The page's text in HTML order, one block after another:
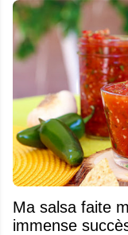
Ma salsa faite
immense